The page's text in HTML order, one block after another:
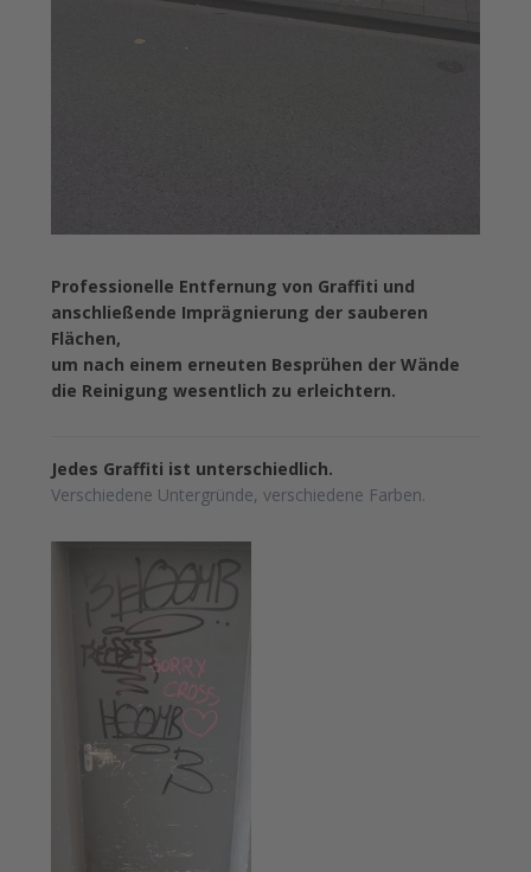
Professionelle Entfernung von Graffiti und
anschließende Imprägnierung der sauberen
Flächen,
um nach einem erneuten Besprühen der Wände
die Reinigung wesentlich zu erleichtern.
Jedes Graffiti ist unterschiedlich.
Verschiedene Untergründe, verschiedene Farben.